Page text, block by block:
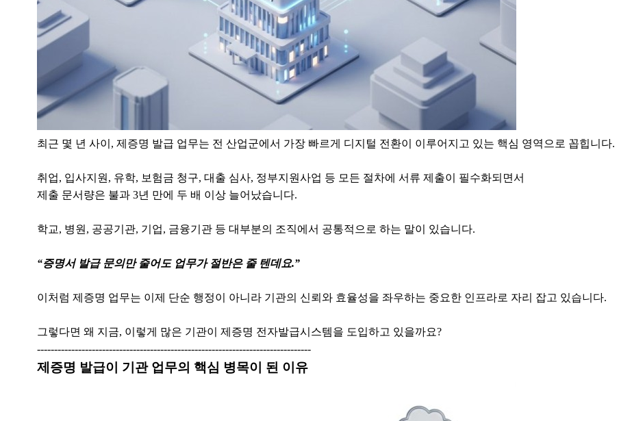
최근 몇 년 사이, 제증명 발급 업무는 전 산업군에서 가장 빠르게 디지털 전환이 이루어지고 있는 핵심 영역으로 꼽힙니다.
취업, 입사지원, 유학, 보험금 청구, 대출 심사, 정부지원사업 등 모든 절차에 서류 제출이 필수화되면서
제출 문서량은 불과 3년 만에 두 배 이상 늘어났습니다.
학교, 병원, 공공기관, 기업, 금융기관 등 대부분의 조직에서 공통적으로 하는 말이 있습니다.
“증명서 발급 문의만 줄어도 업무가 절반은 줄 텐데요.”
이처럼 제증명 업무는 이제 단순 행정이 아니라 기관의 신뢰와 효율성을 좌우하는 중요한 인프라로 자리 잡고 있습니다.
그렇다면 왜 지금, 이렇게 많은 기관이 제증명 전자발급시스템을 도입하고 있을까요?
--------------------------------------------------------------------------------
제증명 발급이 기관 업무의 핵심 병목이 된 이유